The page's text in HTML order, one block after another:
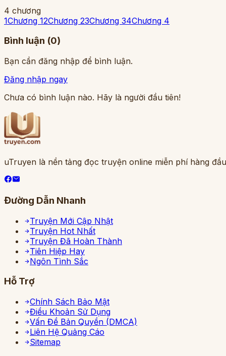
4 chương
1Chương 12Chương 23Chương 34Chương 4
Bình luận (0)
Bạn cần đăng nhập để bình luận.
Đăng nhập ngay
Chưa có bình luận nào. Hãy là người đầu tiên!
uTruyen là nền tảng đọc truyện online miễn phí hàng
Đường Dẫn Nhanh
Truyện Mới Cập Nhật
Truyện Hot Nhất
Truyện Đã Hoàn Thành
Tiên Hiệp Hay
Ngôn Tình Sắc
Hỗ Trợ
Chính Sách Bảo Mật
Điều Khoản Sử Dụng
Vấn Đề Bản Quyền (DMCA)
Liên Hệ Quảng Cáo
Sitemap